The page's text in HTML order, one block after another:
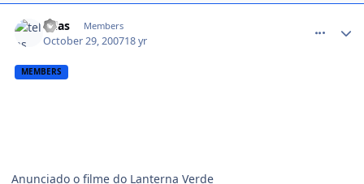
telas Members
October 29, 200718 yr
MEMBERS
Anunciado o filme do Lanterna Verde